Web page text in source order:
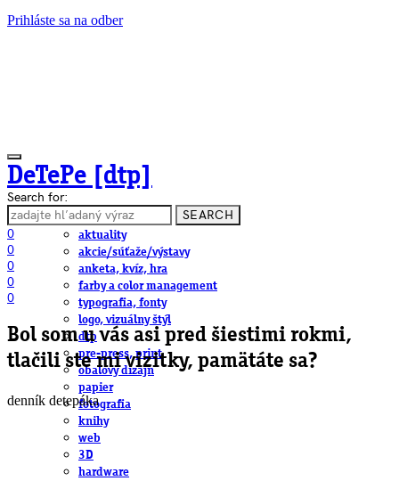
Prihláste sa na odber
DeTePe [dtp]
ČLÁNKY
aktuality
akcie/súťaže/výstavy
anketa, kvíz, hra
farby a color management
typografia, fonty
logo, vizuálny štýl
dtp
pre-press, print
obalový dizajn
papier
fotografia
knihy
web
3D
hardware
Search for:
SEARCH
0
0
0
0
0
Bol som u vás asi pred šiestimi rokmi,
tlačili ste mi vizitky, pamätáte sa?
denník detepáka